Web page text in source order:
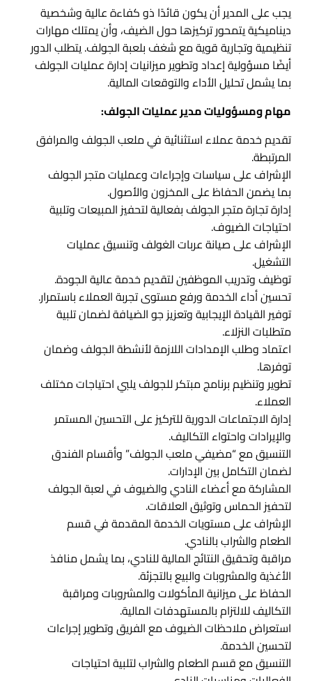
يجب على المدير أن يكون قائدًا ذو كفاءة عالية وشخصية
ديناميكية يتمحور تركيزها حول الضيف، وأن يمتلك مهارات
تنظيمية وتجارية قوية مع شغف بلعبة الجولف. يتطلب الدور
أيضًا مسؤولية إعداد وتطوير ميزانيات إدارة عمليات الجولف
بما يشمل تحليل الأداء والتوقعات المالية.
مهام ومسؤوليات مدير عمليات الجولف:
تقديم خدمة عملاء استثنائية في ملعب الجولف والمرافق
المرتبطة.
الإشراف على سياسات وإجراءات وعمليات متجر الجولف
بما يضمن الحفاظ على المخزون والأصول.
إدارة تجارة متجر الجولف بفعالية لتحفيز المبيعات وتلبية
احتياجات الضيوف.
الإشراف على صيانة عربات الغولف وتنسيق عمليات
التشغيل.
توظيف وتدريب الموظفين لتقديم خدمة عالية الجودة.
تحسين أداء الخدمة ورفع مستوى تجربة العملاء باستمرار.
توفير القيادة الإيجابية وتعزيز جو الضيافة لضمان تلبية
متطلبات النزلاء.
اعتماد وطلب الإمدادات اللازمة لأنشطة الجولف وضمان
توفرها.
تطوير وتنظيم برنامج مبتكر للجولف يلبي احتياجات مختلف
العملاء.
إدارة الاجتماعات الدورية للتركيز على التحسين المستمر
والإيرادات واحتواء التكاليف.
التنسيق مع “مضيفي ملعب الجولف” وأقسام الفندق
لضمان التكامل بين الإدارات.
المشاركة مع أعضاء النادي والضيوف في لعبة الجولف
لتحفيز الحماس وتوثيق العلاقات.
الإشراف على مستويات الخدمة المقدمة في قسم
الطعام والشراب بالنادي.
مراقبة وتحقيق النتائج المالية للنادي، بما يشمل منافذ
الأغذية والمشروبات والبيع بالتجزئة.
الحفاظ على ميزانية المأكولات والمشروبات ومراقبة
التكاليف للالتزام بالمستهدفات المالية.
استعراض ملاحظات الضيوف مع الفريق وتطوير إجراءات
لتحسين الخدمة.
التنسيق مع قسم الطعام والشراب لتلبية احتياجات